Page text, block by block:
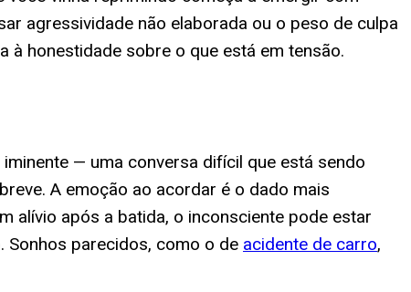
agressividade não elaborada ou o peso de culpa
honestidade sobre o que está em tensão.
— uma conversa difícil que está sendo
A emoção ao acordar é o dado mais
alívio após a batida, o inconsciente pode estar
parecidos, como o de acidente de carro,